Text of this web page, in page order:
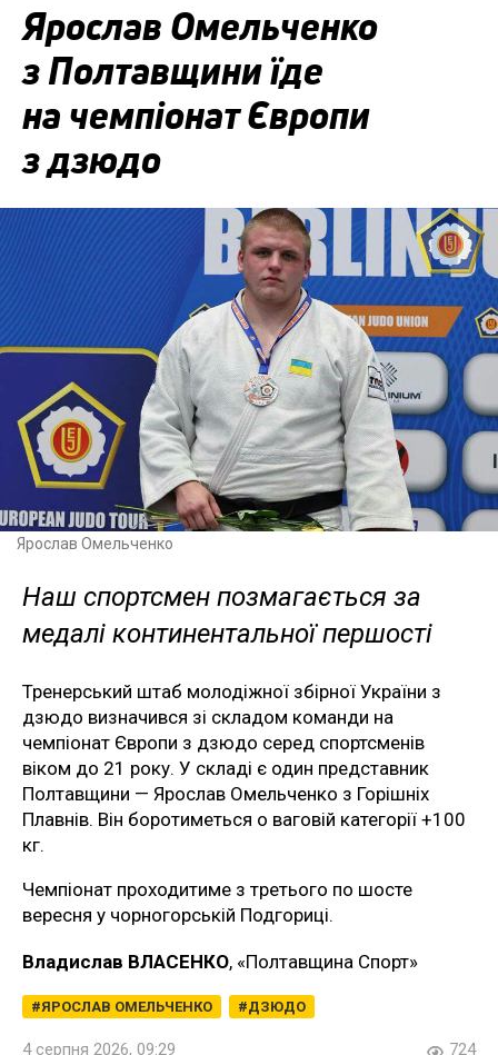
Ярослав Омельченко
з Полтавщини їде
на чемпіонат Європи
з дзюдо
Ярослав Омельченко
Наш спортсмен позмагається за
медалі континентальної першості
Тренерський штаб молодіжної збірної України з
дзюдо визначився зі складом команди на
чемпіонат Європи з дзюдо серед спортсменів
віком до 21 року. У складі є один представник
Полтавщини — Ярослав Омельченко з Горішніх
Плавнів. Він боротиметься о ваговій категорії +100
кг.
Чемпіонат проходитиме з третього по шосте
вересня у чорногорській Подгориці.
Владислав ВЛАСЕНКО, «Полтавщина Спорт»
ЯРОСЛАВ ОМЕЛЬЧЕНКО ДЗЮДО
4 серпня 2026, 09:29 724